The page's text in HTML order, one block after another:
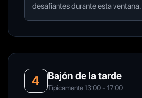
desafiantes durante esta ventana.
4 Bajón de la tarde
Típicamente 13:00 - 17:00